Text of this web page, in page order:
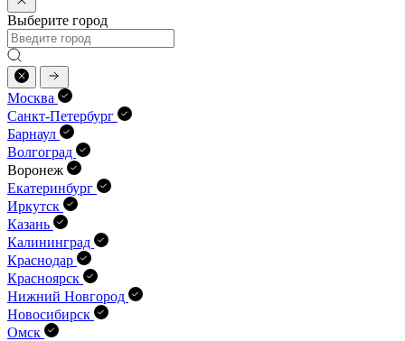
Выберите город
Москва
Санкт-Петербург
Барнаул
Волгоград
Воронеж
Екатеринбург
Иркутск
Казань
Калининград
Краснодар
Красноярск
Нижний Новгород
Новосибирск
Омск